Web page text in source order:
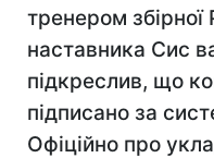
тренером збірної
наставника Сис
підкреслив, що
підписано за
Офіційно про